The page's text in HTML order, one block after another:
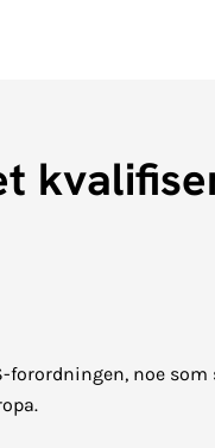
forordningen, noe